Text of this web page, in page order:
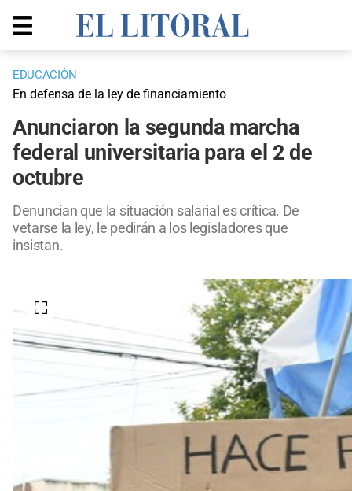
EDUCACIÓN
En defensa de la ley de financiamiento
Anunciaron la segunda marcha
federal universitaria para el 2 de
octubre
Denuncian que la situación salarial es crítica. De
vetarse la ley, le pedirán a los legisladores que
insistan.